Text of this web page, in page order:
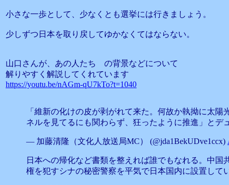
小さな一歩として、少なくとも選挙には行きましょう。
少しずつ日本を取り戻してゆかなくてはならない。
山口さんが、あの人たち の背景などについて
解りやすく解説してくれています
https://youtu.be/nAGm-qU7kTo?t=1040
「維新の化けの皮が剥がれて来た。何故か執拗に太
ネルを見てるにも関わらず、狂ったように推進」とデ
— 加藤清隆（文化人放送局MC） (@jda1BekUDve1ccx)
日本への帰化など書類を整えれば誰でもなれる。中
権を犯すシナの秘密警察を平気で日本国内に設置して